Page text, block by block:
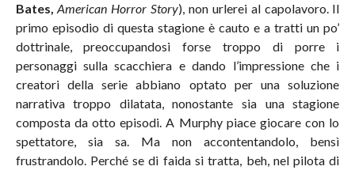
Bates,American Horror Story), non urlerei al capolavoro. Il
primo episodio di questa stagione è cauto e a tratti un po’
dottrinale, preoccupandosi forse troppo di porre i
personaggi sulla scacchiera e dando l’impressione che i
creatori della serie abbiano optato per una soluzione
narrativa troppo dilatata, nonostante sia una stagione
composta da otto episodi. A Murphy piace giocare con lo
spettatore, sia sa. Ma non accontentandolo, bensì
frustrandolo. Perché se di faida si tratta, beh, nel pilota di